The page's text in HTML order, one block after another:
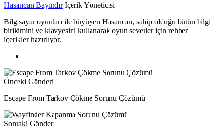
Hasancan Bayındır İçerik Yöneticisi
Bilgisayar oyunları ile büyüyen Hasancan, sahip olduğu bütün bilgi
birikimini ve klavyesini kullanarak oyun severler için rehber
içerikler hazırlıyor.
Önceki Gönderi
Escape From Tarkov Çökme Sorunu Çözümü
Sonraki Gönderi